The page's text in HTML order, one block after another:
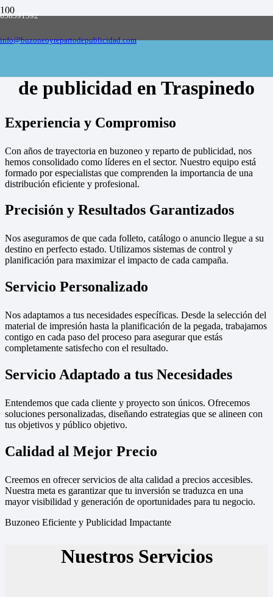
658591592
info@buzoneoyrepartodepublicidad.com
Empresa de buzoneo y reparto de publicidad
de publicidad en Traspinedo
Experiencia y Compromiso
Con años de trayectoria en buzoneo y reparto de publicidad, nos
hemos consolidado como líderes en el sector. Nuestro equipo está
formado por especialistas que comprenden la importancia de una
distribución eficiente y profesional.
Precisión y Resultados Garantizados
Nos aseguramos de que cada folleto, catálogo o anuncio llegue a su
destino en perfecto estado. Utilizamos sistemas de control y
planificación para maximizar el impacto de cada campaña.
Servicio Personalizado
Nos adaptamos a tus necesidades específicas. Desde la selección del
material de impresión hasta la planificación de la pegada, trabajamos
contigo en cada paso del proceso para asegurar que estás
completamente satisfecho con el resultado.
Servicio Adaptado a tus Necesidades
Entendemos que cada cliente y proyecto son únicos. Ofrecemos
soluciones personalizadas, diseñando estrategias que se alineen con
tus objetivos y público objetivo.
Calidad al Mejor Precio
Creemos en ofrecer servicios de alta calidad a precios accesibles.
Nuestra meta es garantizar que tu inversión se traduzca en una
mayor visibilidad y generación de oportunidades para tu negocio.
Buzoneo Eficiente y Publicidad Impactante
Nuestros Servicios